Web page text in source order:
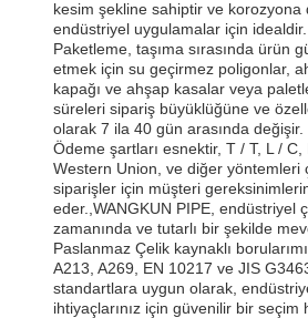
kesim şekline sahiptir ve korozyona
endüstriyel uygulamalar için idealdir.
Paketleme, taşıma sırasında ürün
etmek için su geçirmez poligonlar,
kapağı ve ahşap kasalar veya
süreleri sipariş büyüklüğüne ve
olarak 7 ila 40 gün arasında değişir.
Ödeme şartları esnektir, T / T, L / C,
Western Union, ve diğer yöntemleri
siparişler için müşteri
eder.,WANGKUN PIPE, endüstriyel
zamanında ve tutarlı bir şekilde
Paslanmaz Çelik kaynaklı
A213, A269, EN 10217 ve JIS
standartlara uygun olarak,
ihtiyaçlarınız için güvenilir bir seçim